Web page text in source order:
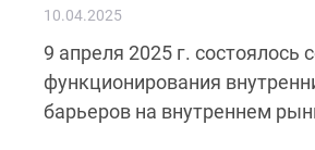
10.04.2025
9 апреля 2025 г.
функционирования
барьеров на внутреннем